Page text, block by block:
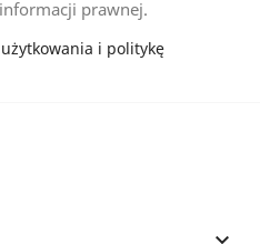
prawnej.
i politykę